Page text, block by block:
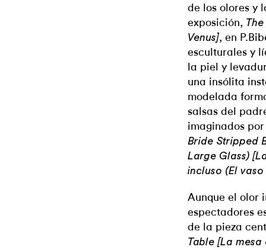
de los olores y
exposición,
Venus], en
esculturales y
la piel y
una insólita
modelada
salsas del
imaginados
Bride Stripped
Large Glass)
incluso (El
Aunque el olor
espectadores
de la pieza
Table [La